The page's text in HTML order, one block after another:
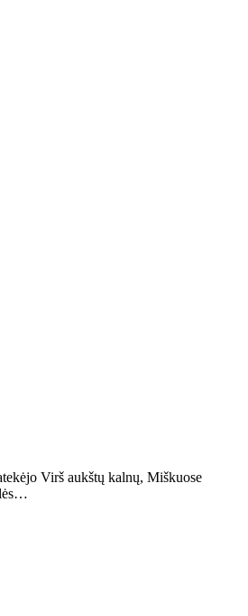
Virš aukštų kalnų, Miškuose